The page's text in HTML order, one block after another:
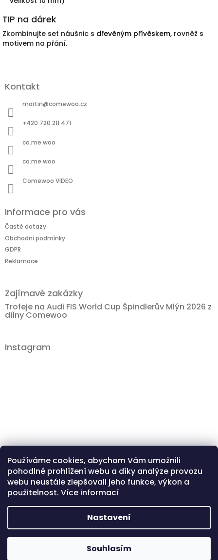
Používáme cookies, abychom Vám umožnili
pohodlné prohlížení webu a díky analýze provozu
webu neustále zlepšovali jeho funkce, výkon a
použitelnost. Více informací
Nastavení
Souhlasím
TIP na dárek
Zkombinujte set náušnic s dřevěným přívěskem, rovněž s
motivem na přání.
Z
pKontakt
martin@comewoo.cz
+420 720 211 471
co.me.woo
co.me.woo
Comewoo VIDEO
Informace pro vás
Časté dotazy
Obchodní podmínky
GDPR
Reklamace
Zajímavé zakázky
Trofeje na Audi FIS World Cup Špindlerův Mlýn 2026 z
dílny Comewoo
Instagram
Sledovat na Instagramu
Instagram Facebook
Vytvořil ShoptetCopyright 2026Comewoo | bytové dekorace
. Všechna práva vyhrazena.